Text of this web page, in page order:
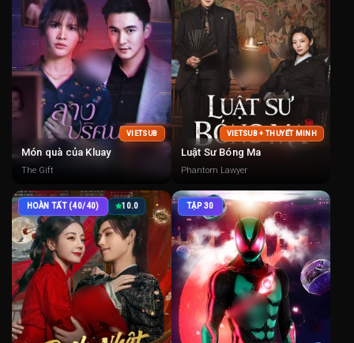
VIETSUB
Món quà của Kluay
The Gift
VIETSUB + THUYẾT MINH
Luật Sư Bóng Ma
Phantom Lawyer
HOÀN TẤT (40/40) 10.0 TẬP 30